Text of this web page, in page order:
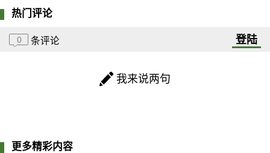
热门评论
0 条评论 登陆
我来说两句
更多精彩内容